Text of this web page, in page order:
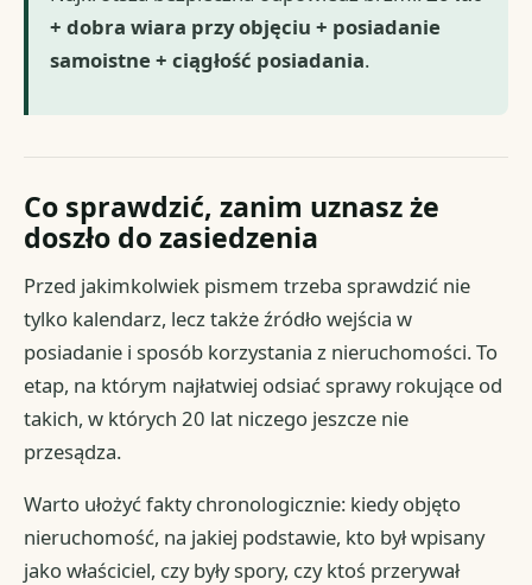
+ dobra wiara przy objęciu + posiadanie
samoistne + ciągłość posiadania.
Co sprawdzić, zanim uznasz że
doszło do zasiedzenia
Przed jakimkolwiek pismem trzeba sprawdzić nie
tylko kalendarz, lecz także źródło wejścia w
posiadanie i sposób korzystania z nieruchomości. To
etap, na którym najłatwiej odsiać sprawy rokujące od
takich, w których 20 lat niczego jeszcze nie
przesądza.
Warto ułożyć fakty chronologicznie: kiedy objęto
nieruchomość, na jakiej podstawie, kto był wpisany
jako właściciel, czy były spory, czy ktoś przerywał